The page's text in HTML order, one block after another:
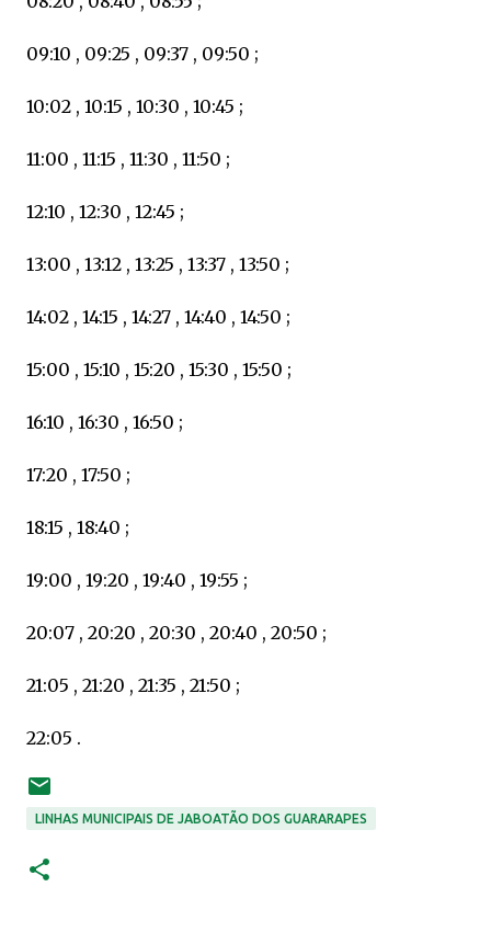
09:10 , 09:25 , 09:37 , 09:50 ;
10:02 , 10:15 , 10:30 , 10:45 ;
11:00 , 11:15 , 11:30 , 11:50 ;
12:10 , 12:30 , 12:45 ;
13:00 , 13:12 , 13:25 , 13:37 , 13:50 ;
14:02 , 14:15 , 14:27 , 14:40 , 14:50 ;
15:00 , 15:10 , 15:20 , 15:30 , 15:50 ;
16:10 , 16:30 , 16:50 ;
17:20 , 17:50 ;
18:15 , 18:40 ;
19:00 , 19:20 , 19:40 , 19:55 ;
20:07 , 20:20 , 20:30 , 20:40 , 20:50 ;
21:05 , 21:20 , 21:35 , 21:50 ;
22:05 .
LINHAS MUNICIPAIS DE JABOATÃO DOS GUARARAPES